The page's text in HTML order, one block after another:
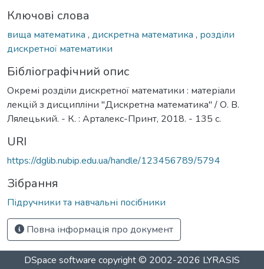
Ключові слова
вища математика , дискретна математика , розділи
дискретної математики
Бібліографічний опис
Окремі розділи дискретної математики : матеріали
лекцій з дисципліни "Дискретна математика" / О. В.
Лялецький. - К. : Арталекс-Принт, 2018. - 135 с.
URI
https://dglib.nubip.edu.ua/handle/123456789/5794
Зібрання
Підручники та навчальні посібники
Повна інформація про документ
DSpace software copyright © 2002-2026 LYRASIS